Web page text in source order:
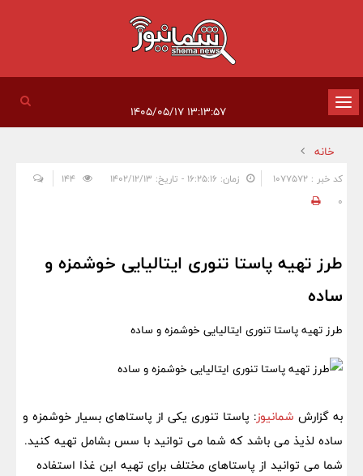
تغییر
وضعیت
ناوبری
۱۳:۱۳:۵۷ ۱۴۰۵/۰۵/۱۷
خانه
کد خبر : 1077572 زمان: ۱۶:۲۵:۱۶ - تاریخ: ۱۴۰۲/۱۲/۱۳
0
طرز تهیه پاستا تنوری ایتالیایی خوشمزه و
ساده
طرز تهیه پاستا تنوری ایتالیایی خوشمزه و ساده
به گزارش شمانیوز: پاستا تنوری یکی از پاستاهای بسیار خوشمزه و
ساده لذیذ می باشد که شما می توانید با سس بشامل تهیه کنید.
شما می توانید از پاستاهای مختلف برای تهیه این غذا استفاده